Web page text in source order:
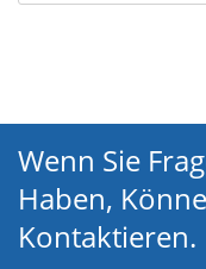
Wenn Sie
Haben,
Kontaktieren.